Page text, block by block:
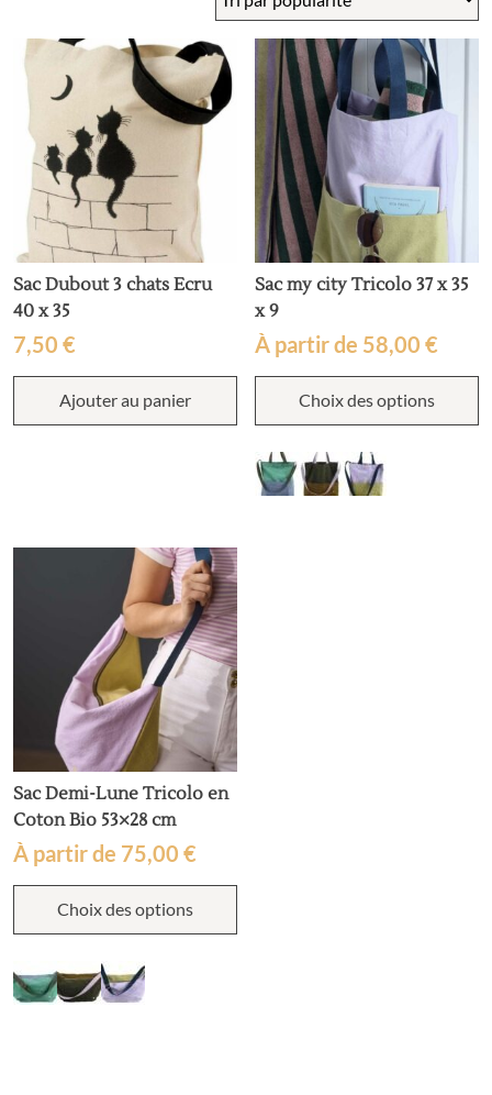
Sac Dubout 3 chats Ecru
40 x 35
7,50 €
Ajouter au panier
Sac my city Tricolo 37 x 35
x 9
À partir de 58,00€
Choix des options
a
Sac Demi-Lune Tricolo en
Coton Bio 53×28 cm
À partir de 75,00 €
Choix des options
Ce
a